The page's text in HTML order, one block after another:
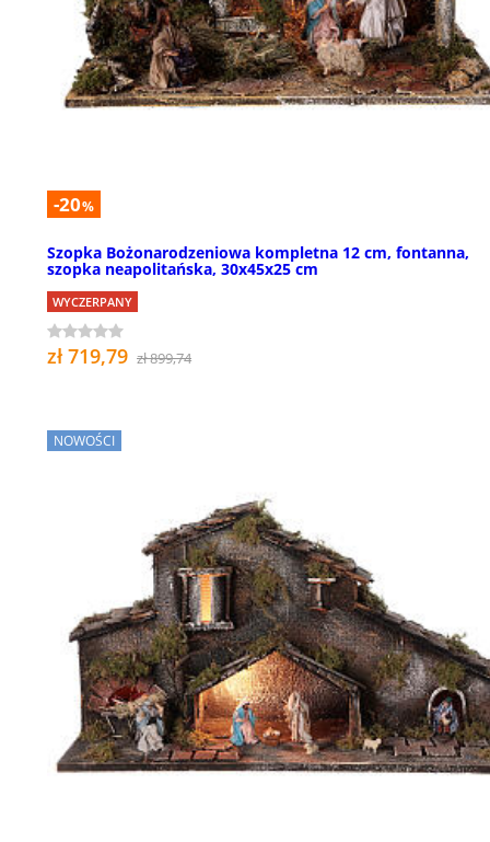
-20%
Szopka Bożonarodzeniowa kompletna 12 cm, fontanna,
szopka neapolitańska, 30x45x25 cm
WYCZERPANY
zł 719,79 zł 899,74
NOWOŚCI